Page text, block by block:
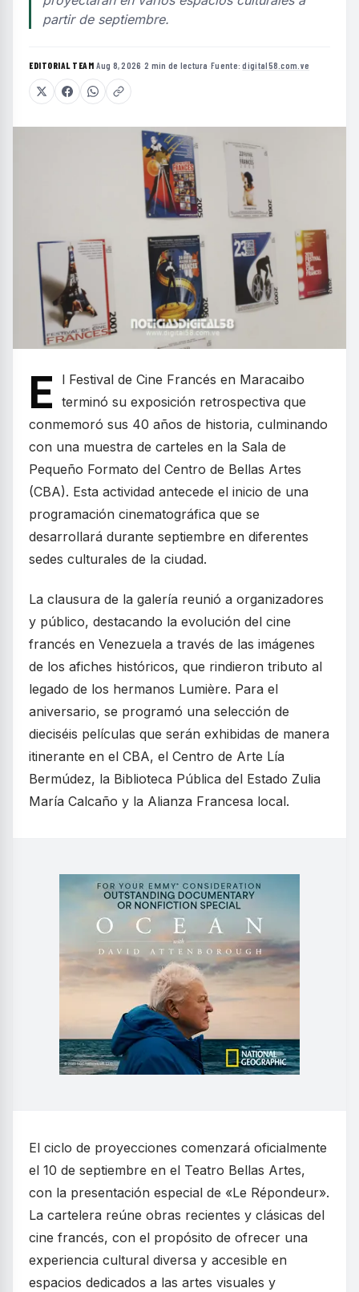
partir de septiembre.
EDITORIAL TEAM·Aug 8, 2026 ·2 min de lectura ·Fuente:digital58.com.ve
E
l Festival de Cine Francés en Maracaibo
terminó su exposición retrospectiva que
conmemoró sus 40 años de historia, culminando
con una muestra de carteles en la Sala de
Pequeño Formato del Centro de Bellas Artes
(CBA). Esta actividad antecede el inicio de una
programación cinematográfica que se
desarrollará durante septiembre en diferentes
sedes culturales de la ciudad.
La clausura de la galería reunió a organizadores
y público, destacando la evolución del cine
francés en Venezuela a través de las imágenes
de los afiches históricos, que rindieron tributo al
legado de los hermanos Lumière. Para el
aniversario, se programó una selección de
dieciséis películas que serán exhibidas de manera
itinerante en el CBA, el Centro de Arte Lía
Bermúdez, la Biblioteca Pública del Estado Zulia
María Calcaño y la Alianza Francesa local.
El ciclo de proyecciones comenzará oficialmente
el 10 de septiembre en el Teatro Bellas Artes,
con la presentación especial de «Le Répondeur».
La cartelera reúne obras recientes y clásicas del
cine francés, con el propósito de ofrecer una
experiencia cultural diversa y accesible en
espacios dedicados a las artes visuales y